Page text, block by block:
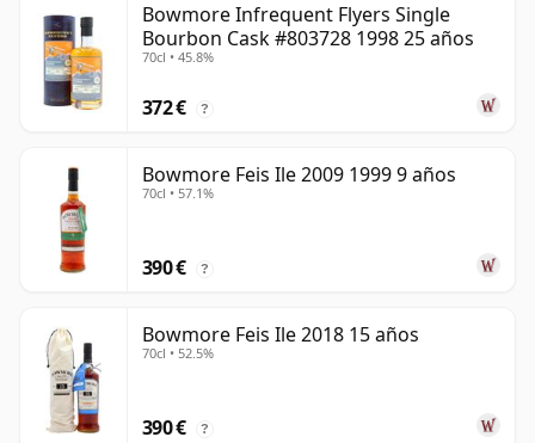
Bowmore Infrequent Flyers Single
Bourbon Cask #803728 1998 25 años
70cl • 45.8%
372 € ?
Bowmore Feis Ile 2009 1999 9 años
70cl • 57.1%
390 € ?
Bowmore Feis Ile 2018 15 años
70cl • 52.5%
390 € ?